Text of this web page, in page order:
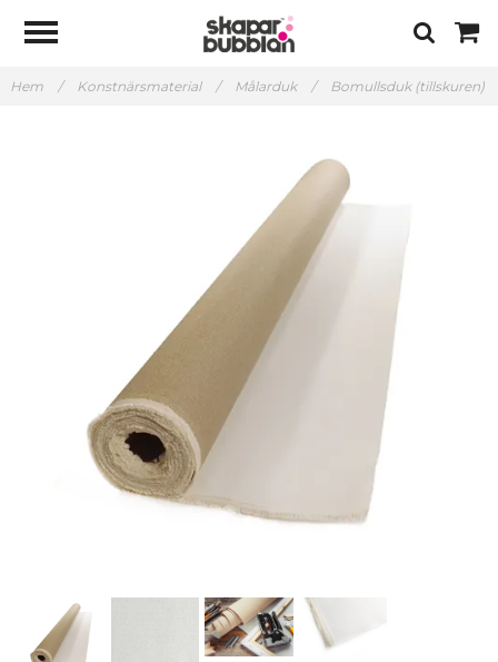
Hem / Konstnärsmaterial / Målarduk / Bomullsduk (tillskuren)